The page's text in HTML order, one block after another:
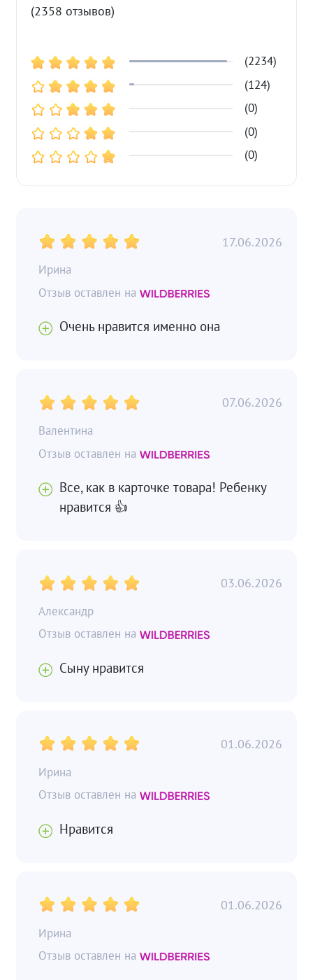
(2358 отзывов)
(2234)
(124)
(0)
(0)
(0)
Ирина
17.06.2026
Очень нравится именно она
Валентина
07.06.2026
Все, как в карточке товара! Ребенку
нравится 👍
Александр
03.06.2026
Сыну нравится
Ирина
01.06.2026
Нравится
Ирина
01.06.2026